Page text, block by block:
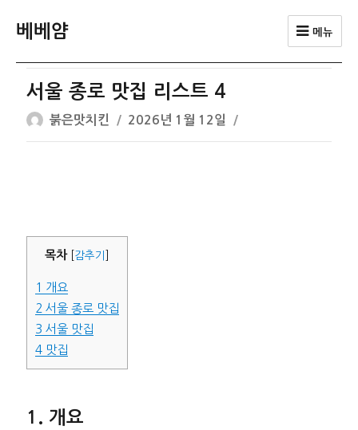
베베얌 메뉴
서울 종로 맛집 리스트 4
글
쓴
붉은맛치킨
작
성
2026년 1월 12일
목차 감추기
1 개요
2 서울 종로 맛집
3 서울 맛집
4맛집
개요